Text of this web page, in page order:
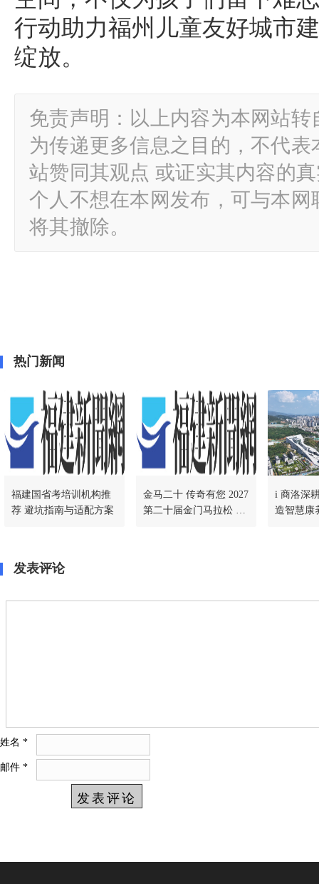
行动助力福州儿童友好城市
绽放。
免责声明：以上内容为本网站
为传递更多信息之目的，不代
站赞同其观点 或证实其内容的
个人不想在本网发布，可与本
将其撤除。
热门新闻
福建国省考培训机构推
荐 避坑指南与适配方案
金马二十 传奇有您 2027
第二十届金门马拉松 荣
i 商洛深
造智慧康
发表评论
姓名 *
邮件 *